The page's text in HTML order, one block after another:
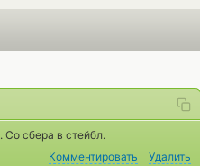
сбера в стейбл.
Комментировать Удалить